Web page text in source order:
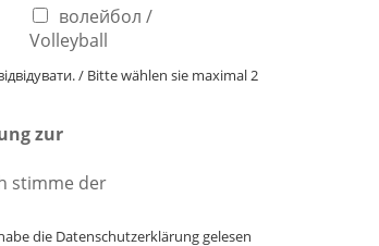
волейбол /
Volleyball
/ Bitte wählen sie maximal 2
zur
stimme der
die Datenschutzerklärung gelesen